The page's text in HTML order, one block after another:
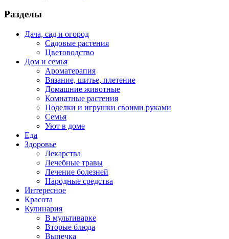
Разделы
Дача, сад и огород
Садовые растения
Цветоводство
Дом и семья
Ароматерапия
Вязание, шитье, плетение
Домашние животные
Комнатные растения
Поделки и игрушки своими руками
Семья
Уют в доме
Еда
Здоровье
Лекарства
Лечебные травы
Лечение болезней
Народные средства
Интересное
Красота
Кулинария
В мультиварке
Вторые блюда
Выпечка